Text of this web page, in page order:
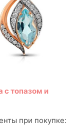
с топазом и
при покупке: